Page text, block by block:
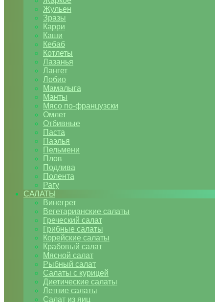
Жульен
Зразы
Карри
Каши
Кебаб
Котлеты
Лазанья
Лангет
Лобио
Мамалыга
Манты
Мясо по-французски
Омлет
Отбивные
Паста
Паэлья
Пельмени
Плов
Подлива
Полента
Рагу
САЛАТЫ
Винегрет
Вегетарианские салаты
Греческий салат
Грибные салаты
Корейские салаты
Крабовый салат
Мясной салат
Рыбный салат
Салаты с курицей
Диетические салаты
Летние салаты
Салат из яиц